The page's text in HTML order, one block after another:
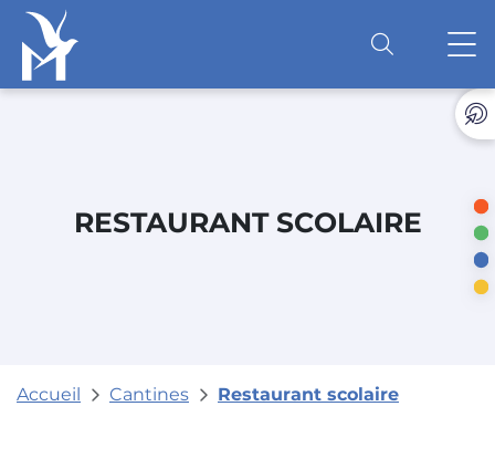
RESTAURANT SCOLAIRE
Accueil Cantines Restaurant scolaire